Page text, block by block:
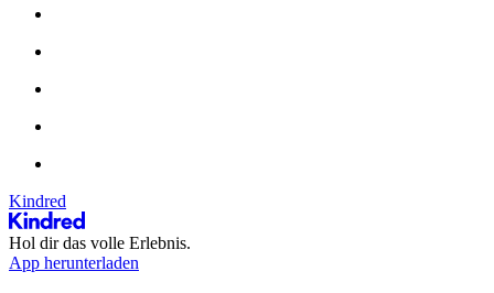
Kindred
Hol dir das volle Erlebnis.
App herunterladen